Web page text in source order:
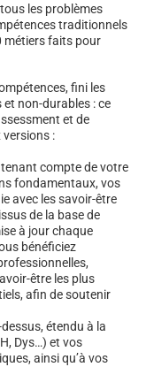
les problèmes
traditionnels
métiers faits pour
fini les
non-durables : ce
et de
versions :
compte de votre
fondamentaux, vos
avec les savoir-être
de la base de
à jour chaque
bénéficiez
être les plus
afin de soutenir
étendu à la
Dys…) et vos
ainsi qu’à vos